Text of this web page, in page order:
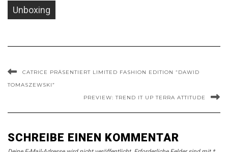
Unboxing
CATRICE PRÄSENTIERT LIMITED FASHION EDITION “DAWID
TOMASZEWSKI”
PREVIEW: TREND IT UP TERRA ATTITUDE
SCHREIBE EINEN KOMMENTAR